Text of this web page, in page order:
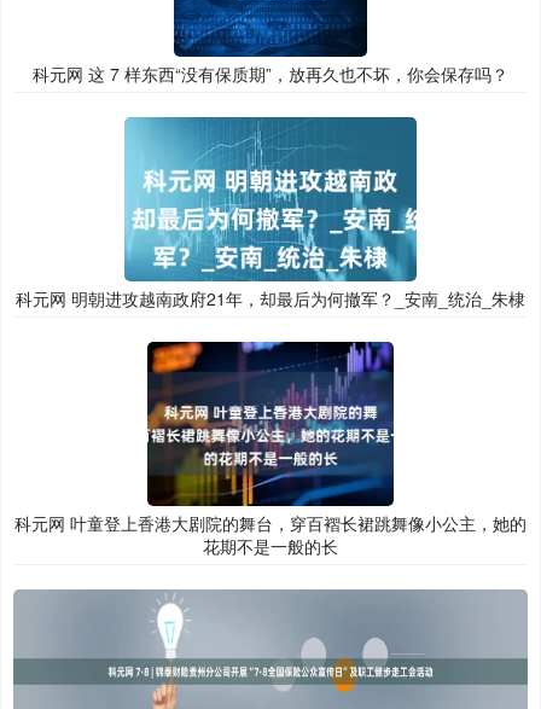
科元网 这 7 样东西“没有保质期”，放再久也不坏，你会保存吗？
科元网 明朝进攻越南政府21年，却最后为何撤军？_安南_统治_朱棣
科元网 叶童登上香港大剧院的舞台，穿百褶长裙跳舞像小公主，她的
花期不是一般的长